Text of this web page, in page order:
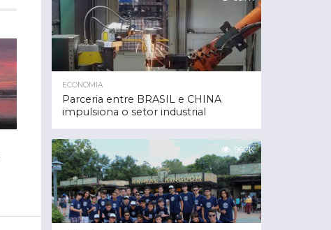
ECONOMIA
Parceria entre BRASIL e CHINA
impulsiona o setor industrial
96.3K